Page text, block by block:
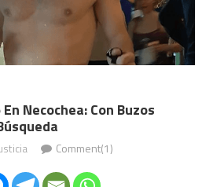
Necochea: Con Buzos
Comment(1)